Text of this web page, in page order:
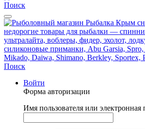
Поиск
Поиск
Войти
Форма авторизации
Имя пользователя или электронная